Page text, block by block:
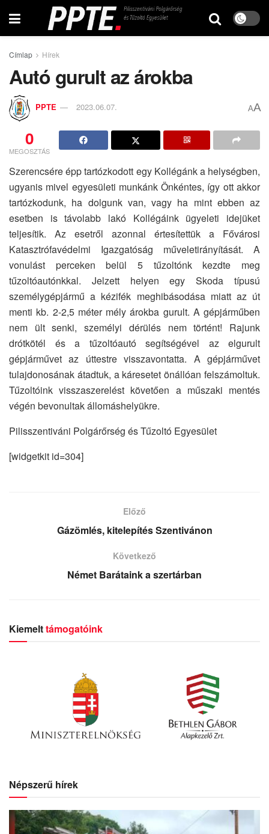
Címlap Hírek
Autó gurult az árokba
PPTE 2023.06.07. AA
0
MEGOSZTÁS
Szerencsére épp tartózkodott egy Kollégánk a helységben,
ugyanis mivel egyesületi munkánk Önkéntes, így ott akkor
tartózkodunk, ha dolgunk van, vagy ha mint ebben az
esetben is távolabb lakó Kollégáink ügyeleti idejüket
teljesítik. Az esetről azonnal értesítettük a Fővárosi
Katasztrófavédelmi Igazgatóság műveletirányítását. A
vonulást perceken belül 5 tűzoltónk kezdte meg
tűzoltóautónkkal. Jelzett helyen egy Skoda típusú
személygépjármű a kézifék meghibásodása miatt az út
menti kb. 2-2,5 méter mély árokba gurult. A gépjárműben
nem ült senki, személyi dérülés nem történt! Rajunk
drótkötél és a tűzoltóautó segítségével az elgurult
gépjárművet az úttestre visszavontatta. A gépjárművet
tulajdonosának átadtuk, a káresetet önállóan felszámoltuk.
Tűzoltóink visszaszerelést követően a műszaki mentés
végén bevonultak állomáshelyükre.
Pilisszentiváni Polgárőrség és Tűzoltó Egyesület
[widgetkit id=304]
Előző
Gázömlés, kitelepítés Szentivánon
Következő
Német Barátaink a szertárban
Kiemelttámogatóink
Népszerű hírek